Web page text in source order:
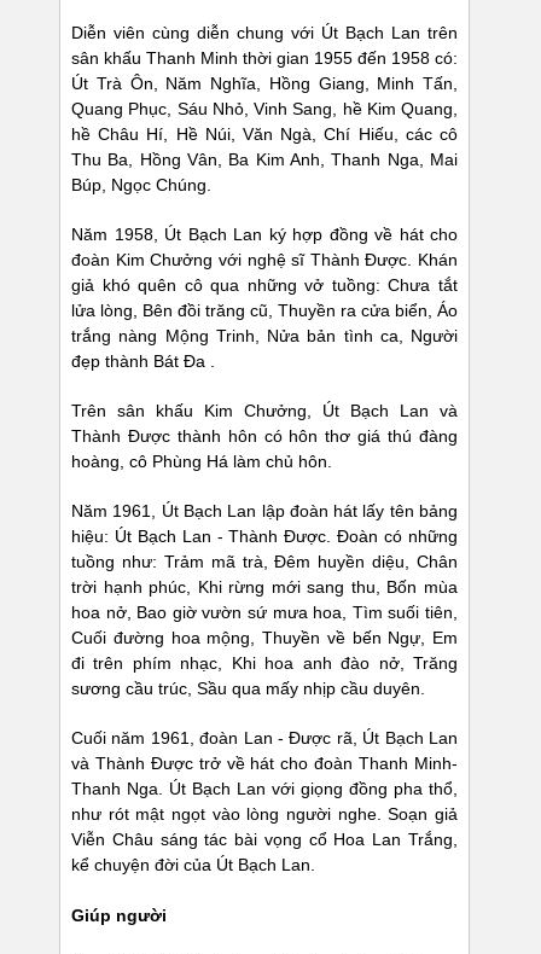
Diễn viên cùng diễn chung với Út Bạch Lan trên
sân khấu Thanh Minh thời gian 1955 đến 1958 có:
Út Trà Ôn, Năm Nghĩa, Hồng Giang, Minh Tấn,
Quang Phục, Sáu Nhỏ, Vinh Sang, hề Kim Quang,
hề Châu Hí, Hề Núi, Văn Ngà, Chí Hiếu, các cô
Thu Ba, Hồng Vân, Ba Kim Anh, Thanh Nga, Mai
Búp, Ngọc Chúng.
Năm 1958, Út Bạch Lan ký hợp đồng về hát cho
đoàn Kim Chưởng với nghệ sĩ Thành Được. Khán
giả khó quên cô qua những vở tuồng: Chưa tắt
lửa lòng, Bên đồi trăng cũ, Thuyền ra cửa biển, Áo
trắng nàng Mộng Trinh, Nửa bản tình ca, Người
đẹp thành Bát Đa .
Trên sân khấu Kim Chưởng, Út Bạch Lan và
Thành Được thành hôn có hôn thơ giá thú đàng
hoàng, cô Phùng Há làm chủ hôn.
Năm 1961, Út Bạch Lan lập đoàn hát lấy tên bảng
hiệu: Út Bạch Lan - Thành Được. Đoàn có những
tuồng như: Trảm mã trà, Đêm huyền diệu, Chân
trời hạnh phúc, Khi rừng mới sang thu, Bốn mùa
hoa nở, Bao giờ vườn sứ mưa hoa, Tìm suối tiên,
Cuối đường hoa mộng, Thuyền về bến Ngự, Em
đi trên phím nhạc, Khi hoa anh đào nở, Trăng
sương cầu trúc, Sầu qua mấy nhịp cầu duyên.
Cuối năm 1961, đoàn Lan - Được rã, Út Bạch Lan
và Thành Được trở về hát cho đoàn Thanh Minh-
Thanh Nga. Út Bạch Lan với giọng đồng pha thổ,
như rót mật ngọt vào lòng người nghe. Soạn giả
Viễn Châu sáng tác bài vọng cổ Hoa Lan Trắng,
kể chuyện đời của Út Bạch Lan.
Giúp người